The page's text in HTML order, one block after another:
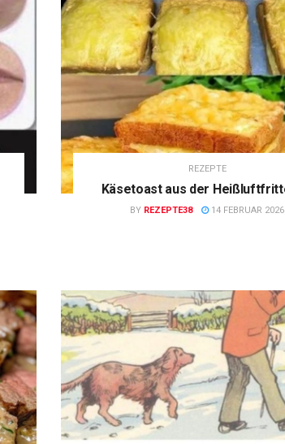
REZEPTE
Käsetoast aus der
BY REZEPTE38 14 FEBRUAR 2026